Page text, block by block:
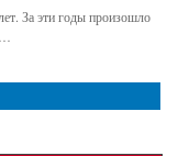
За эти годы произошло